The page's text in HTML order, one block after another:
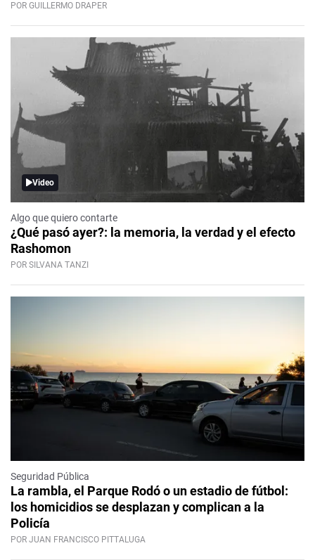
POR GUILLERMO DRAPER
Video
Algo que quiero contarte
¿Qué pasó ayer?: la memoria, la verdad y el efecto
Rashomon
POR SILVANA TANZI
Seguridad Pública
La rambla, el Parque Rodó o un estadio de fútbol:
los homicidios se desplazan y complican a la
Policía
POR JUAN FRANCISCO PITTALUGA